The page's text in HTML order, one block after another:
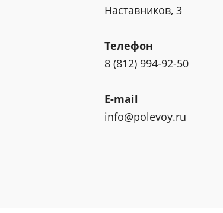
Наставников, 3
Телефон
8 (812) 994-92-50
E-mail
info@polevoy.ru